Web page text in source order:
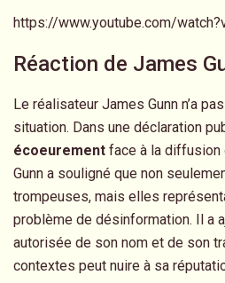
https://www.youtube.com/
Réaction de James
Le réalisateur James Gunn n’a
situation. Dans une déclaration
écoeurement face à la
Gunn a souligné que non
trompeuses, mais elles
problème de désinformation. Il a
autorisée de son nom et de son
contextes peut nuire à sa